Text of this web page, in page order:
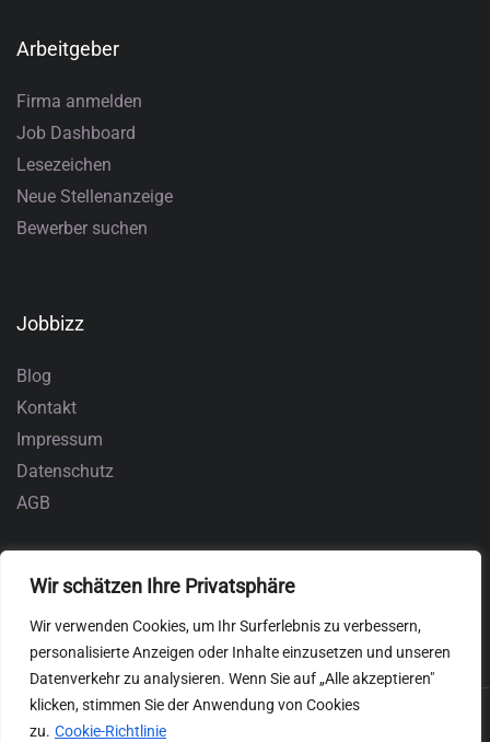
Wir schätzen Ihre Privatsphäre
Wir verwenden Cookies, um Ihr Surferlebnis zu verbessern,
personalisierte Anzeigen oder Inhalte einzusetzen und unseren
Datenverkehr zu analysieren. Wenn Sie auf „Alle akzeptieren"
klicken, stimmen Sie der Anwendung von Cookies
zu. Cookie-Richtlinie
Arbeitgeber
Firma anmelden
Job Dashboard
Lesezeichen
Neue Stellenanzeige
Bewerber suchen
Jobbizz
Blog
Kontakt
Impressum
Datenschutz
AGB